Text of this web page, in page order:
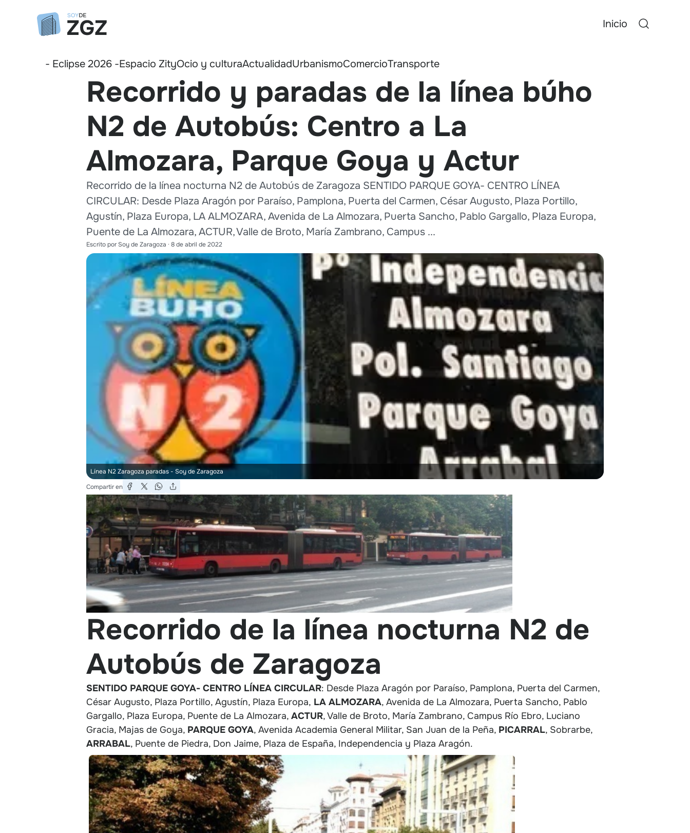
Inicio
- Eclipse 2026 -Espacio ZityOcio y culturaActualidadUrbanismoComercioTransporte
Recorrido y paradas de la línea búho
N2 de Autobús: Centro a La
Almozara, Parque Goya y Actur
Recorrido de la línea nocturna N2 de Autobús de Zaragoza SENTIDO PARQUE GOYA- CENTRO LÍNEA
CIRCULAR: Desde Plaza Aragón por Paraíso, Pamplona, Puerta del Carmen, César Augusto, Plaza Portillo,
Agustín, Plaza Europa, LA ALMOZARA, Avenida de La Almozara, Puerta Sancho, Pablo Gargallo, Plaza Europa,
Puente de La Almozara, ACTUR, Valle de Broto, María Zambrano, Campus ...
Escrito porSoy de Zaragoza · 8 de abril de 2022
Línea N2 Zaragoza paradas- Soy de Zaragoza
Compartir en
Recorrido de la línea nocturna N2 de
Autobús de Zaragoza
SENTIDO PARQUE GOYA- CENTRO LÍNEA CIRCULAR: Desde Plaza Aragón por Paraíso, Pamplona, Puerta del Carmen,
César Augusto, Plaza Portillo, Agustín, Plaza Europa, LA ALMOZARA, Avenida de La Almozara, Puerta Sancho, Pablo
Gargallo, Plaza Europa, Puente de La Almozara, ACTUR, Valle de Broto, María Zambrano, Campus Río Ebro, Luciano
Gracia, Majas de Goya, PARQUE GOYA, Avenida Academia General Militar, San Juan de la Peña, PICARRAL, Sobrarbe,
ARRABAL, Puente de Piedra, Don Jaime, Plaza de España, Independencia y Plaza Aragón.